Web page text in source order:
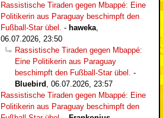
Rassistische Tiraden gegen Mbappé: Eine
Politikerin aus Paraguay beschimpft den
Fußball-Star übel. - haweka,
06.07.2026, 23:50
Rassistische Tiraden gegen Mbappé:
Eine Politikerin aus Paraguay
beschimpft den Fußball-Star übel. -
Bluebird , 06.07.2026, 23:57
Rassistische Tiraden gegen Mbappé: Eine
Politikerin aus Paraguay beschimpft den